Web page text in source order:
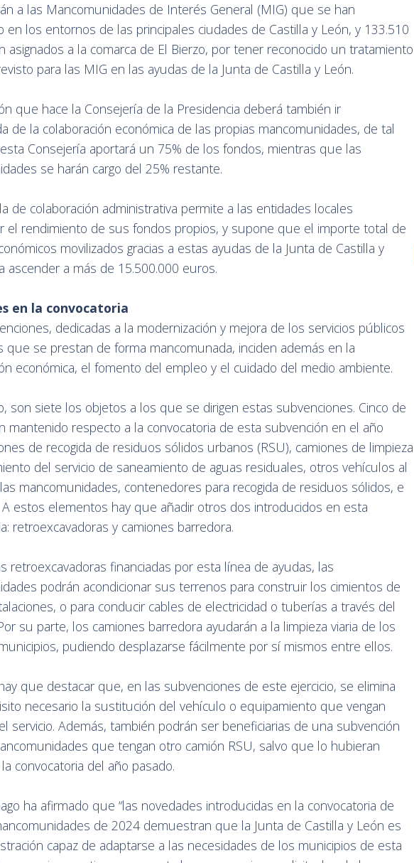
a las Mancomunidades de Interés General (MIG) que se han
en los entornos de las principales ciudades de Castilla y León, y 133.510
asignados a la comarca de El Bierzo, por tener reconocido un tratamiento
para las MIG en las ayudas de la Junta de Castilla y León.
que hace la Consejería de la Presidencia deberá también ir
de la colaboración económica de las propias mancomunidades, de tal
Consejería aportará un 75% de los fondos, mientras que las
se harán cargo del 25% restante.
de colaboración administrativa permite a las entidades locales
el rendimiento de sus fondos propios, y supone que el importe total de
movilizados gracias a estas ayudas de la Junta de Castilla y
ascender a más de 15.500.000 euros.
en la convocatoria
dedicadas a la modernización y mejora de los servicios públicos
que se prestan de forma mancomunada, inciden además en la
económica, el fomento del empleo y el cuidado del medio ambiente.
son siete los objetos a los que se dirigen estas subvenciones. Cinco de
mantenido respecto a la convocatoria de esta subvención en el año
de recogida de residuos sólidos urbanos (RSU), camiones de limpieza
del servicio de saneamiento de aguas residuales, otros vehículos al
mancomunidades, contenedores para recogida de residuos sólidos, e
estos elementos hay que añadir otros dos introducidos en esta
retroexcavadoras y camiones barredora.
retroexcavadoras financiadas por esta línea de ayudas, las
podrán acondicionar sus terrenos para construir los cimientos de
o para conducir cables de electricidad o tuberías a través del
su parte, los camiones barredora ayudarán a la limpieza viaria de los
pudiendo desplazarse fácilmente por sí mismos entre ellos.
que destacar que, en las subvenciones de este ejercicio, se elimina
necesario la sustitución del vehículo o equipamiento que vengan
servicio. Además, también podrán ser beneficiarias de una subvención
que tengan otro camión RSU, salvo que lo hubieran
convocatoria del año pasado.
ha afirmado que “las novedades introducidas en la convocatoria de
de 2024 demuestran que la Junta de Castilla y León es
capaz de adaptarse a las necesidades de los municipios de esta